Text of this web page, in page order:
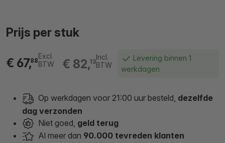
Prijs per stuk
€ 82,13
Incl.
BTW
€ 67,88
Excl.
BTW
Levering binnen 1
werkdagen
Op werkdagen voor 21:00 uur besteld, dezelfde
dag verzonden
Niet goed, geld terug
Al meer dan 90.000 tevreden klanten